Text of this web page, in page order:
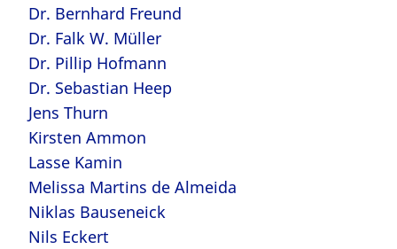
Dr. Bernhard Freund
Dr. Falk W. Müller
Dr. Pillip Hofmann
Dr. Sebastian Heep
Jens Thurn
Kirsten Ammon
Lasse Kamin
Melissa Martins de Almeida
Niklas Bauseneick
Nils Eckert